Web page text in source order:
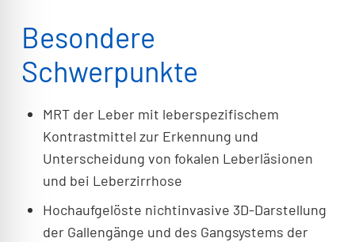
Besondere
Schwerpunkte
MRT der Leber mit leberspezifischem
Kontrastmittel zur Erkennung und
Unterscheidung von fokalen Leberläsionen
und bei Leberzirrhose
Hochaufgelöste nichtinvasive 3D-Darstellung
der Gallengänge und des Gangsystems der